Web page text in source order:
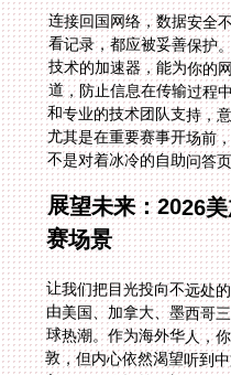
连接回国网络，数据安全
看记录，都应被妥善保护
技术的加速器，能为你的
道，防止信息在传输过程
和专业的技术团队支持，
尤其是在重要赛事开场前
不是对着冰冷的自助问答
展望未来：2026
赛场景
让我们把目光投向不远处
由美国、加拿大、墨西哥
球热潮。作为海外华人，
敦，但内心依然渴望听到
象一下，你提前用加速器
或咪咕，高清画质下，解
国内亲友同步观赛的氛围
你独享这份毫无延迟、原